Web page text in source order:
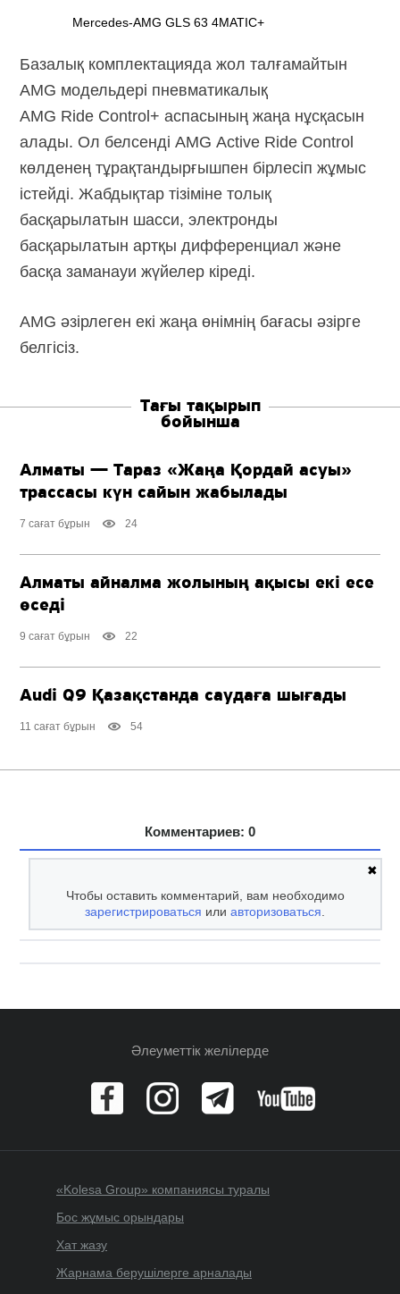
Mercedes-AMG GLS 63 4MATIC+
Базалық комплектацияда жол талғамайтын
AMG модельдері пневматикалық
AMG Ride Control+ аспасының жаңа нұсқасын
алады. Ол белсенді AMG Active Ride Control
көлденең тұрақтандырғышпен бірлесіп жұмыс
істейді. Жабдықтар тізіміне толық
басқарылатын шасси, электронды
басқарылатын артқы дифференциал және
басқа заманауи жүйелер кіреді.
AMG әзірлеген екі жаңа өнімнің бағасы әзірге
белгісіз.
Тағы тақырып
бойынша
Алматы — Тараз «Жаңа Қордай асуы»
трассасы күн сайын жабылады
7 сағат бұрын 24
Алматы айналма жолының ақысы екі есе
өседі
9 сағат бұрын 22
Audi Q9 Қазақстанда саудаға шығады
11 сағат бұрын 54
Комментариев: 0
✖
Чтобы оставить комментарий, вам необходимо
зарегистрироваться илиавторизоваться
Әлеуметтік желілерде
«Kolesa Group» компаниясы туралы
Бос жұмыс орындары
Хат жазу
Жарнама берушілерге арналады